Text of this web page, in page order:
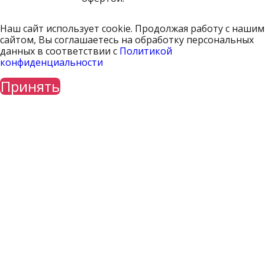
Наш сайт использует cookie. Продолжая работу с нашим
сайтом, Вы соглашаетесь на обработку персональных
данных в соответствии с Политикой
конфиденциальности
Принять